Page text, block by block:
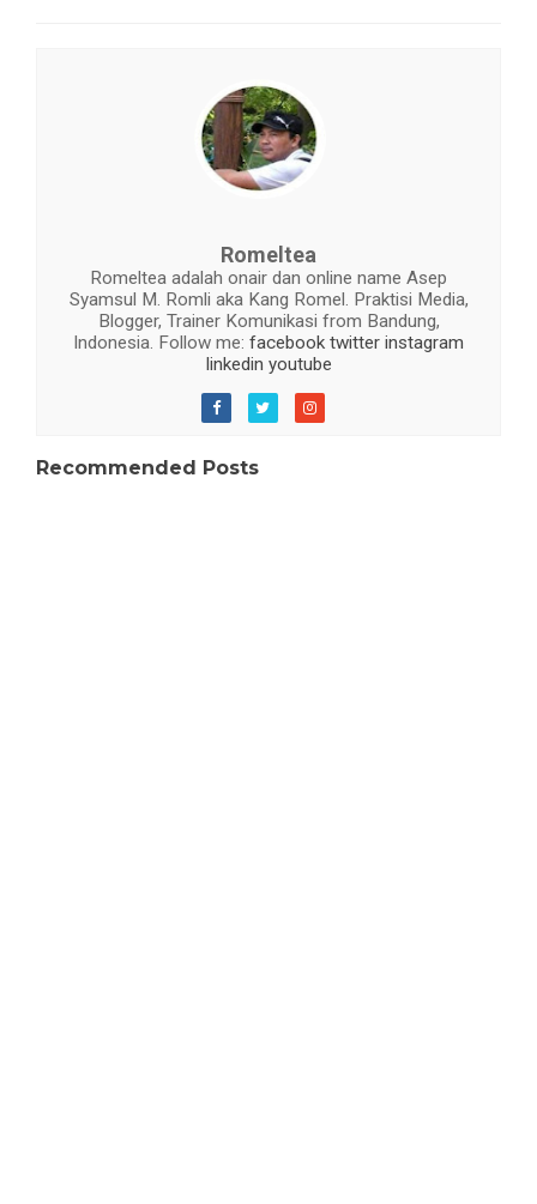
Romeltea
Romeltea adalah onair dan online name Asep
Syamsul M. Romli aka Kang Romel. Praktisi Media,
Blogger, Trainer Komunikasi from Bandung,
Indonesia. Follow me: facebook twitter instagram
linkedin youtube
Recommended Posts